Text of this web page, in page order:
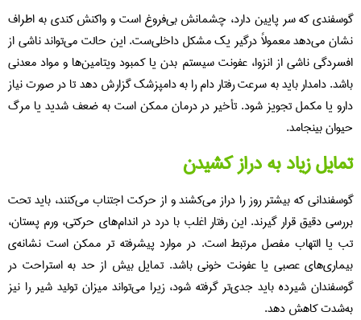
که سر پایین دارد، چشمانش بی‌فروغ است و واکنش کندی به اطراف
می‌دهد معمولاً درگیر یک مشکل داخلی‌ست. این حالت می‌تواند ناشی از
ناشی از انزوا، عفونت سیستم بدن یا کمبود ویتامین‌ها و مواد معدنی
دامدار باید به سرعت رفتار دام را به دامپزشک گزارش دهد تا در صورت نیاز
یا مکمل تجویز شود. تأخیر در درمان ممکن است به ضعف شدید یا مرگ
بینجامد.
زیاد به دراز کشیدن
که بیشتر روز را دراز می‌کشند و از حرکت اجتناب می‌کنند، باید تحت
دقیق قرار گیرند. این رفتار اغلب با درد در اندام‌های حرکتی، ورم پستان،
یا التهاب مفصل مرتبط است. در موارد پیشرفته‌ تر ممکن است نشانه‌ی
عصبی یا عفونت خونی باشد. تمایل بیش از حد به استراحت در
شیرده باید جدی‌تر گرفته شود، زیرا می‌تواند میزان تولید شیر را نیز
کاهش دهد.